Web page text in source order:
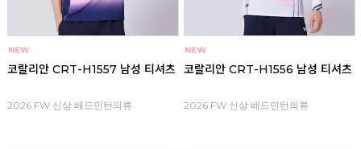
코랄리안 CRT-H1557 남성 티셔츠
2026 FW 신상 배드민턴의류
코랄리안 CRT-H1556 남성 티셔츠
2026 FW 신상 배드민턴의류